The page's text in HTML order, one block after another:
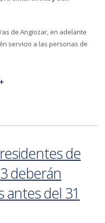
de Angiozar, en adelante
servicio a las personas de
de
deberán
antes del 31